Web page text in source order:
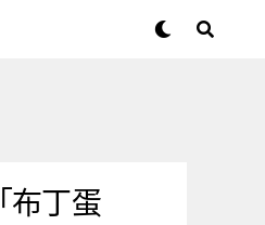
布丁蛋